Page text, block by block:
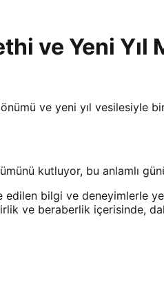
ve Yeni Yıl
ve yeni yıl vesilesiyle
kutluyor, bu anlamlı
bilgi ve deneyimlerle
ve beraberlik içerisinde,